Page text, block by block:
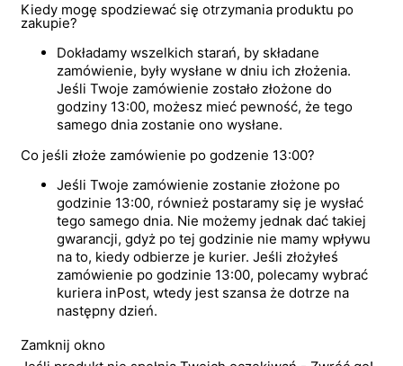
Kiedy mogę spodziewać się otrzymania produktu po
zakupie?
Dokładamy wszelkich starań, by składane
zamówienie, były wysłane w dniu ich złożenia.
Jeśli Twoje zamówienie zostało złożone do
godziny 13:00, możesz mieć pewność, że tego
samego dnia zostanie ono wysłane.
Co jeśli złoże zamówienie po godzenie 13:00?
Jeśli Twoje zamówienie zostanie złożone po
godzinie 13:00, również postaramy się je wysłać
tego samego dnia. Nie możemy jednak dać takiej
gwarancji, gdyż po tej godzinie nie mamy wpływu
na to, kiedy odbierze je kurier. Jeśli złożyłeś
zamówienie po godzinie 13:00, polecamy wybrać
kuriera inPost, wtedy jest szansa że dotrze na
następny dzień.
Zamknij okno